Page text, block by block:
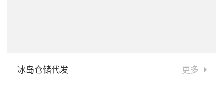
冰岛仓储代发 更多